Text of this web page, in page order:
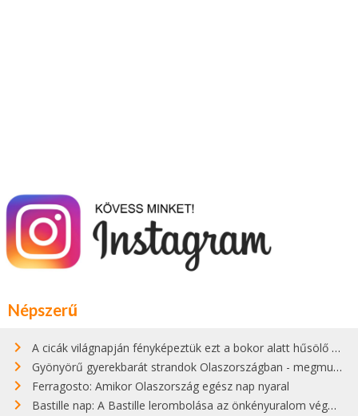
Népszerű
A cicák világnapján fényképeztük ezt a bokor alatt hűsölő cicát Kisorosziban
Gyönyörű gyerekbarát strandok Olaszországban - megmutatjuk a 15 legjobbat
Ferragosto: Amikor Olaszország egész nap nyaral
Bastille nap: A Bastille lerombolása az önkényuralom végét jelentette